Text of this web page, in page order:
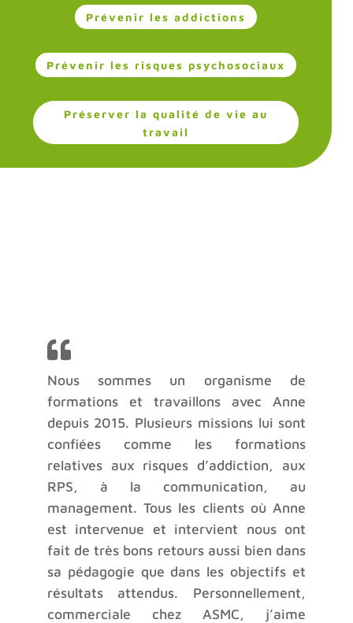
Prévenir les addictions
Prévenir les risques psychosociaux
Préserver la qualité de vie au
travail
Nous sommes un organisme de
formations et travaillons avec Anne
depuis 2015. Plusieurs missions lui sont
confiées comme les formations
relatives aux risques d’addiction, aux
RPS, à la communication, au
management. Tous les clients où Anne
est intervenue et intervient nous ont
fait de très bons retours aussi bien dans
sa pédagogie que dans les objectifs et
résultats attendus. Personnellement,
commerciale chez ASMC, j’aime